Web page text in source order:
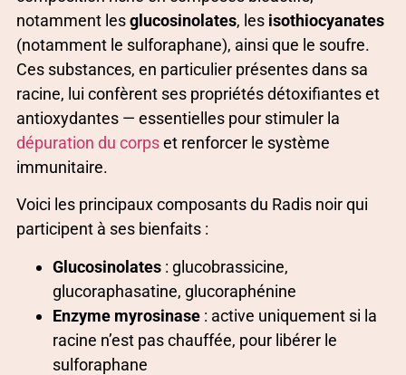
notamment lesglucosinolates, les isothiocyanates
(notamment le sulforaphane), ainsi que le soufre.
Ces substances, en particulier présentes dans sa
racine, lui confèrent ses propriétés détoxifiantes et
antioxydantes — essentielles pour stimuler la
dépuration du corpset renforcer le système
immunitaire.
Voici les principaux composants du Radis noir qui
participent à ses bienfaits :
Glucosinolates : glucobrassicine,
glucoraphasatine, glucoraphénine
Enzyme myrosinase : active uniquement si la
racine n’est pas chauffée, pour libérer le
sulforaphane